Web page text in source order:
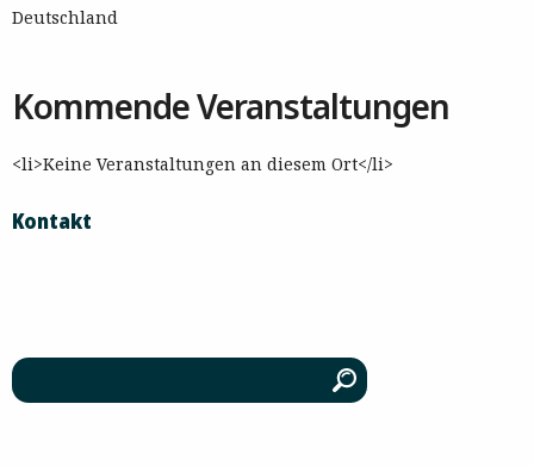
Deutschland
Kommende Veranstaltungen
<li>Keine Veranstaltungen an diesem Ort</li>
Kontakt